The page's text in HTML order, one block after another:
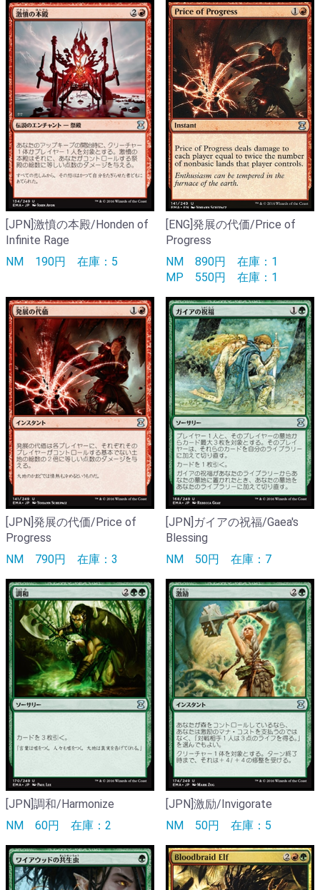
[JPN]激憤の本殿/Honden of
Infinite Rage
NM 190円 在庫：5
[ENG]発展の代価/Price of
Progress
NM 890円 在庫：1
MP 550円 在庫：1
[JPN]発展の代価/Price of
Progress
NM 790円 在庫：3
[JPN]ガイアの祝福/Gaea's
Blessing
NM 50円 在庫：7
[JPN]調和/Harmonize
NM 60円 在庫：2
[JPN]激励/Invigorate
NM 50円 在庫：5